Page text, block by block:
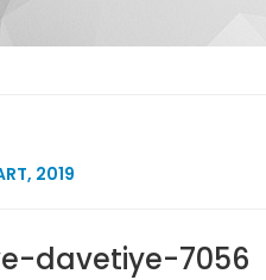
2019
davetiye-7056